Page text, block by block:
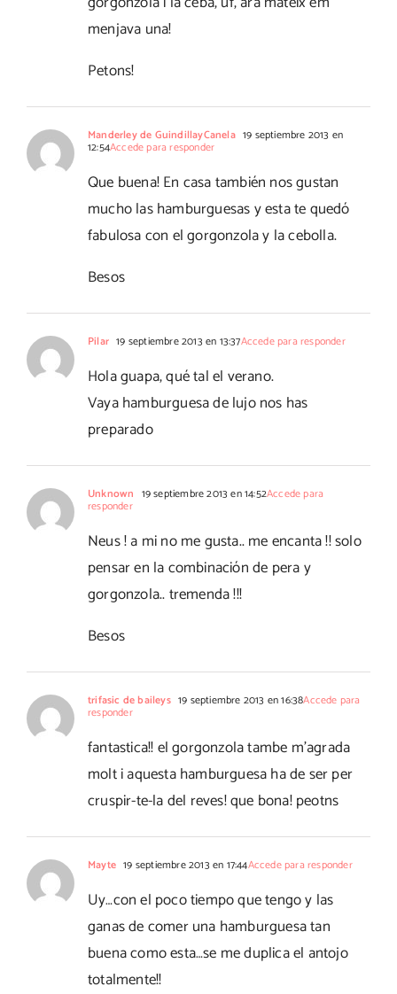
menjava una!
Petons!
Manderley de GuindillayCanela 19 septiembre 2013 en
12:54Accede para responder
Que buena! En casa también nos gustan
mucho las hamburguesas y esta te quedó
fabulosa con el gorgonzola y la cebolla.
Besos
Pilar 19 septiembre 2013 en 13:37Accede para responder
Hola guapa, qué tal el verano.
Vaya hamburguesa de lujo nos has
preparado
Unknown 19 septiembre 2013 en 14:52Accede para
responder
Neus ! a mi no me gusta.. me encanta !! solo
pensar en la combinación de pera y
gorgonzola.. tremenda !!!
Besos
trifasic de baileys 19 septiembre 2013 en 16:38Accede para
responder
fantastica!! el gorgonzola tambe m'agrada
molt i aquesta hamburguesa ha de ser per
cruspir-te-la del reves! que bona! peotns
Mayte 19 septiembre 2013 en 17:44Accede para responder
Uy…con el poco tiempo que tengo y las
ganas de comer una hamburguesa tan
buena como esta…se me duplica el antojo
totalmente!!